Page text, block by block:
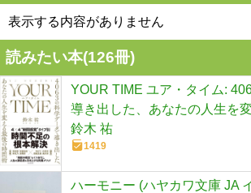
表示する内容がありません
読みたい本(126冊)
YOUR TIME ユア・タイム:
導き出した、あなたの人生を
鈴木 祐
1419
ハーモニー (ハヤカワ文庫 JA